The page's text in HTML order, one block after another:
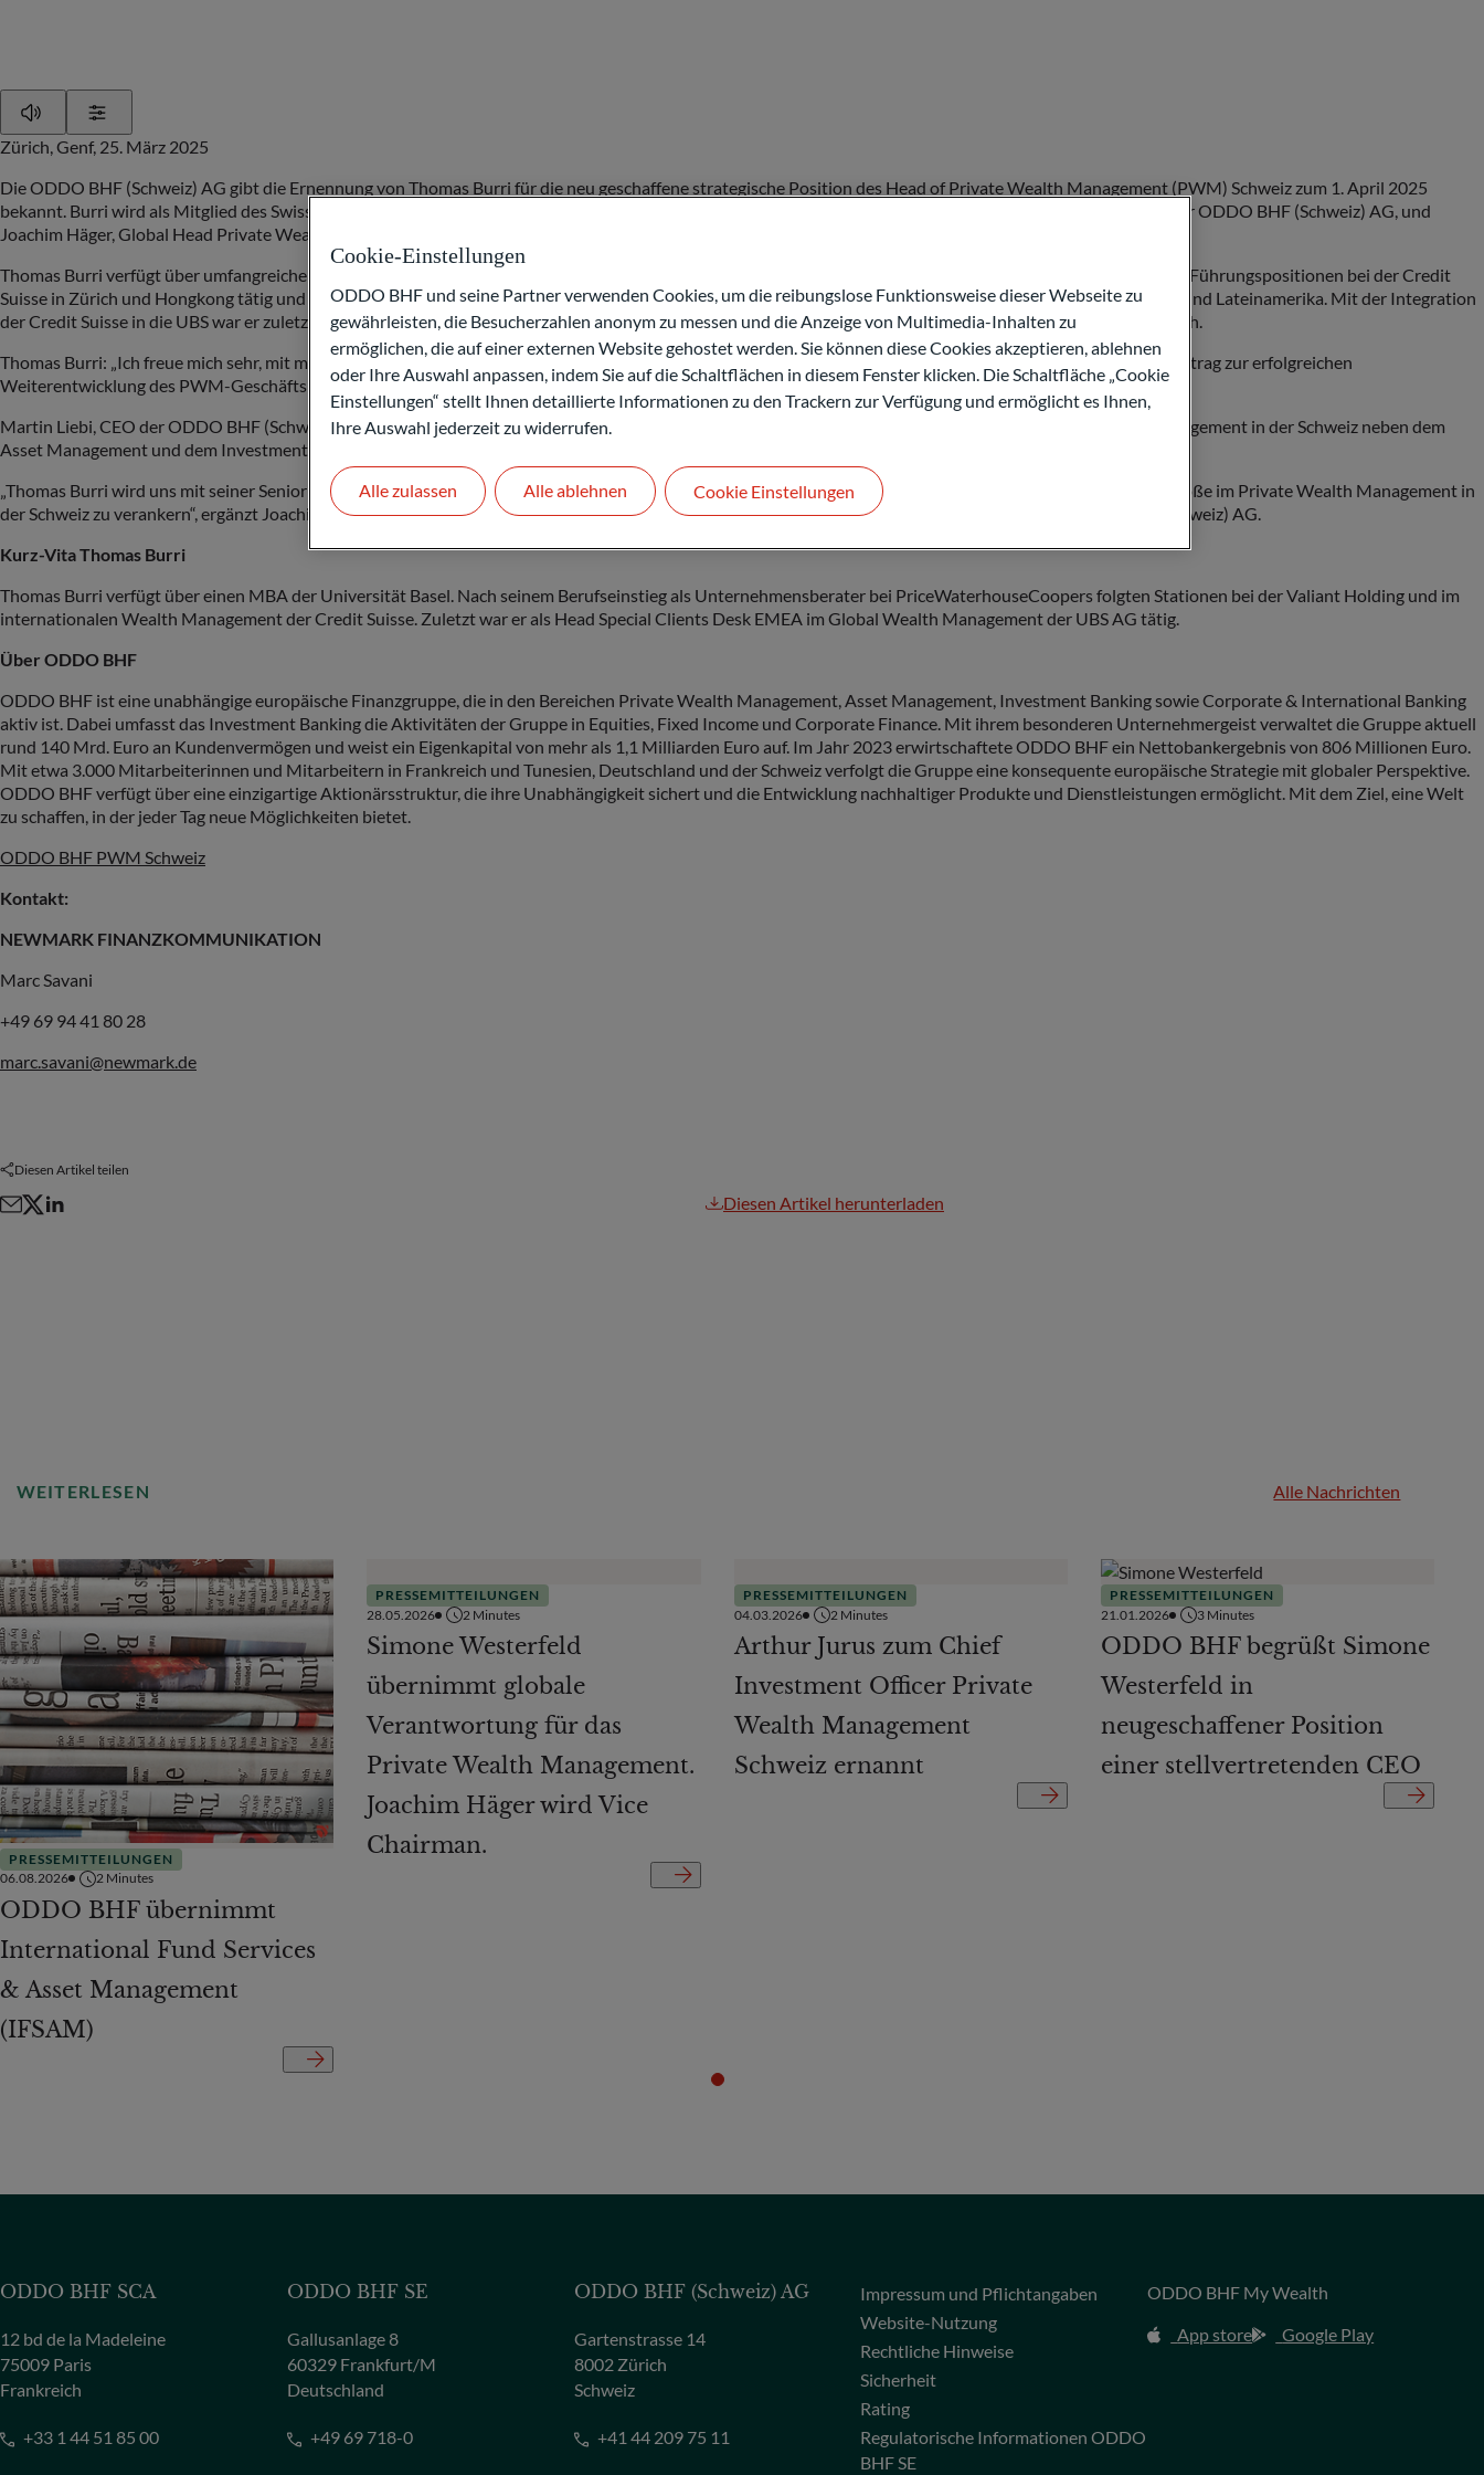
Zürich, Genf, 25. März 2025
Die ODDO BHF (Schweiz) AG gibt die Ernennung von Thomas Burri für die neu geschaffene strategische Position des Head of Private Wealth Management (PWM) Schweiz zum 1. April 2025
bekannt. Burri wird als Mitglied des Swiss Management Committees für alle PWM-Aktivitäten in der Schweiz verantwortlich sein und an Martin Liebi, CEO der ODDO BHF (Schweiz) AG, und
Joachim Häger, Global Head Private Wealth Management, berichten.
Thomas Burri verfügt über umfangreiche und langjährige Erfahrung im internationalen Wealth Management. Er war in den letzten 20 Jahren in verschiedenen Führungspositionen bei der Credit
Suisse in Zürich und Hongkong tätig und betreute sehr erfolgreich gemeinsam mit seinen Teams anspruchsvolle (U-)HNWI-Kunden mit Schwerpunkt Europa und Lateinamerika. Mit der Integration
der Credit Suisse in die UBS war er zuletzt als Managing Director bei der UBS im Global Wealth Management für den Special Clients Desk EMEA verantwortlich.
Thomas Burri: „Ich freue mich sehr, mit meiner Expertise in der Betreuung anspruchsvoller Kundinnen und Kunden sowie meiner Führungserfahrung einen Beitrag zur erfolgreichen
Weiterentwicklung des PWM-Geschäfts in der Schweiz leisten zu können.“
Martin Liebi, CEO der ODDO BHF (Schweiz) AG, sagt: „Mit der Ernennung von Thomas Burri unterstreichen wir unsere Ambitionen, das Private Wealth Management in der Schweiz neben dem
Asset Management und dem Investment Banking als Kerngeschäft weiter auszubauen.“
„Thomas Burri wird uns mit seiner Seniorität, seinem umfassenden Know-how und seiner Leadership-Mentalität helfen, ODDO BHF noch stärker als feste Größe im Private Wealth Management in
der Schweiz zu verankern“, ergänzt Joachim Häger, Global Head Private Wealth Management ODDO BHF und Verwaltungsratspräsident der ODDO BHF (Schweiz) AG.
Kurz-Vita Thomas Burri
Thomas Burri verfügt über einen MBA der Universität Basel. Nach seinem Berufseinstieg als Unternehmensberater bei PriceWaterhouseCoopers folgten Stationen bei der Valiant Holding und im
internationalen Wealth Management der Credit Suisse. Zuletzt war er als Head Special Clients Desk EMEA im Global Wealth Management der UBS AG tätig.
Über ODDO BHF
ODDO BHF ist eine unabhängige europäische Finanzgruppe, die in den Bereichen Private Wealth Management, Asset Management, Investment Banking sowie Corporate & International Banking
aktiv ist. Dabei umfasst das Investment Banking die Aktivitäten der Gruppe in Equities, Fixed Income und Corporate Finance. Mit ihrem besonderen Unternehmergeist verwaltet die Gruppe aktuell
rund 140 Mrd. Euro an Kundenvermögen und weist ein Eigenkapital von mehr als 1,1 Milliarden Euro auf. Im Jahr 2023 erwirtschaftete ODDO BHF ein Nettobankergebnis von 806 Millionen Euro.
Mit etwa 3.000 Mitarbeiterinnen und Mitarbeitern in Frankreich und Tunesien, Deutschland und der Schweiz verfolgt die Gruppe eine konsequente europäische Strategie mit globaler Perspektive.
ODDO BHF verfügt über eine einzigartige Aktionärsstruktur, die ihre Unabhängigkeit sichert und die Entwicklung nachhaltiger Produkte und Dienstleistungen ermöglicht. Mit dem Ziel, eine Welt
zu schaffen, in der jeder Tag neue Möglichkeiten bietet.
ODDO BHF PWM Schweiz
Kontakt:
NEWMARK FINANZKOMMUNIKATION
Marc Savani
+49 69 94 41 80 28
marc.savani@newmark.de
Diesen Artikel teilen
Diesen Artikel herunterladen
WEITERLESEN Alle Nachrichten
PRESSEMITTEILUNGEN
06.08.2026
2 Minutes
ODDO BHF übernimmt
International Fund Services
& Asset Management
(IFSAM)
PRESSEMITTEILUNGEN
28.05.2026
2 Minutes
Simone Westerfeld
übernimmt globale
Verantwortung für das
Private Wealth Management.
Joachim Häger wird Vice
Chairman.
PRESSEMITTEILUNGEN
04.03.2026
2 Minutes
Arthur Jurus zum Chief
Investment Officer Private
Wealth Management
Schweiz ernannt
PRESSEMITTEILUNGEN
21.01.2026
3 Minutes
ODDO BHF begrüßt Simone
Westerfeld in
neugeschaffener Position
einer stellvertretenden CEO
ODDO BHF SCA
12 bd de la Madeleine
75009 Paris
Frankreich
+33 1 44 51 85 00
ODDO BHF SE
Gallusanlage 8
60329 Frankfurt/M
Deutschland
+49 69 718-0
ODDO BHF (Schweiz) AG
Gartenstrasse 14
8002 Zürich
Schweiz
+41 44 209 75 11
Impressum und Pflichtangaben
Website-Nutzung
Rechtliche Hinweise
Sicherheit
Rating
Regulatorische Informationen ODDO
BHF SE
ODDO BHF My Wealth
App store
Google Play
Cookie-Einstellungen
ODDO BHF und seine Partner verwenden Cookies, um die reibungslose Funktionsweise dieser Webseite zu
gewährleisten, die Besucherzahlen anonym zu messen und die Anzeige von Multimedia-Inhalten zu
ermöglichen, die auf einer externen Website gehostet werden. Sie können diese Cookies akzeptieren, ablehnen
oder Ihre Auswahl anpassen, indem Sie auf die Schaltflächen in diesem Fenster klicken. Die Schaltfläche „Cookie
Einstellungen“ stellt Ihnen detaillierte Informationen zu den Trackern zur Verfügung und ermöglicht es Ihnen,
Ihre Auswahl jederzeit zu widerrufen.
Alle ablehnen
Alle zulassen Cookie Einstellungen